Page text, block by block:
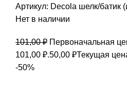
Артикул: Decola шелк/батик
Нет в наличии
101,00₽ Первоначальная
101,00 ₽.50,00 ₽Текущая
-50%